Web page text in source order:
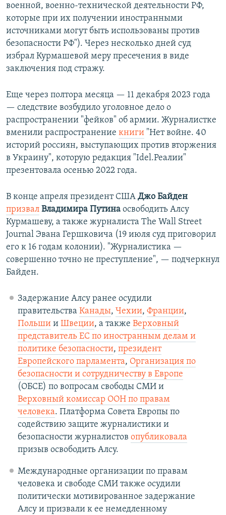
военной, военно-технической деятельности РФ,
которые при их получении иностранными
источниками могут быть использованы против
безопасности РФ"). Через несколько дней суд
избрал Курмашевой меру пресечения в виде
заключения под стражу.
Еще через полтора месяца — 11 декабря 2023 года
— следствие возбудило уголовное дело о
распространении "фейков" об армии. Журналистке
вменили распространение книги "Нет войне. 40
историй россиян, выступающих против вторжения
в Украину", которую редакция "Idel.Реалии"
презентовала осенью 2022 года.
В конце апреля президент США Джо Байден
призвал Владимира Путина освободить Алсу
Курмашеву, а также журналиста The Wall Street
Journal Эвана Гершковича (19 июля суд приговорил
его к 16 годам колонии). "Журналистика —
совершенно точно не преступление", — подчеркнул
Байден.
Задержание Алсу ранее осудили
правительства Канады, Чехии, Франции,
Польшии Швеции, а также Верховный
представитель ЕС по иностранным делам и
политике безопасности, президент
Европейского парламента, Организация по
безопасности и сотрудничеству в Европе
(ОБСЕ) по вопросам свободы СМИ и
Верховный комиссар ООН по правам
человека. Платформа Совета Европы по
содействию защите журналистики и
безопасности журналистов опубликовала
призыв освободить Алсу.
Международные организации по правам
человека и свободе СМИ также осудили
политически мотивированное задержание
Алсу и призвали к ее немедленному